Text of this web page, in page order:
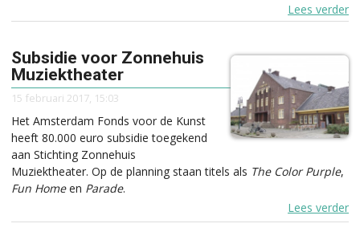
Lees verder
Subsidie voor Zonnehuis
Muziektheater
15 februari 2017, 15:03
Het Amsterdam Fonds voor de Kunst
heeft 80.000 euro subsidie toegekend
aan Stichting Zonnehuis
Muziektheater. Op de planning staan titels als The Color Purple,
Fun Homeen Parade.
Lees verder